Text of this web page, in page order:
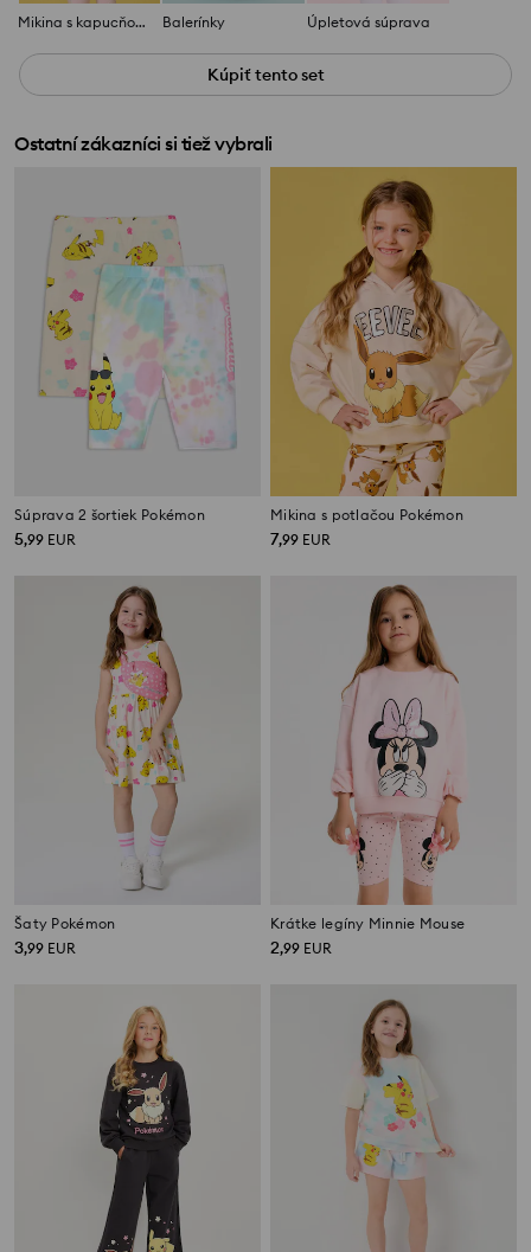
Mikina s kapucňou Pokémon Balerínky Úpletová súprava
Kúpiť tento set
Ostatní zákazníci si tiež vybrali
Súprava 2 šortiek Pokémon
5,99 EUR
Mikina s potlačou Pokémon
7,99 EUR
Šaty Pokémon
3,99 EUR
Krátke legíny Minnie Mouse
2,99 EUR